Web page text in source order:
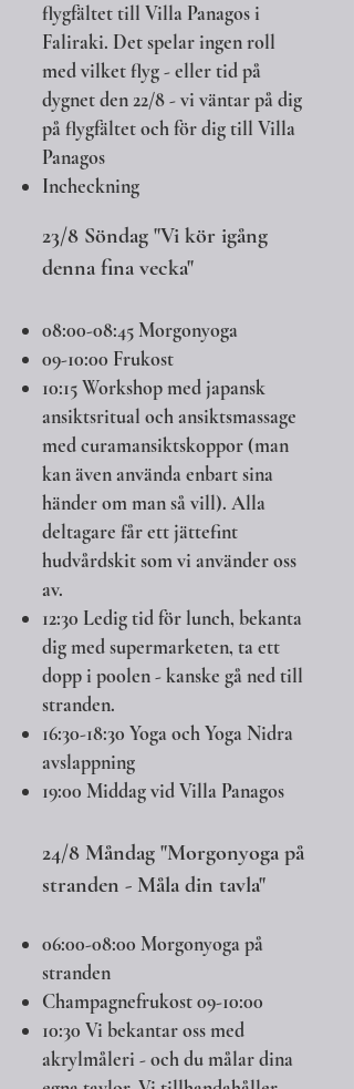
flygfältet till Villa Panagos i
Faliraki. Det spelar ingen roll
med vilket flyg - eller tid på
dygnet den 22/8 - vi väntar på dig
på flygfältet och för dig till Villa
Panagos
Incheckning
23/8 Söndag "​Vi kör igång
denna fina vecka"
08:00-08:45 Morgonyoga
09-10:00 Frukost
10:15 Workshop med japansk
ansiktsritual och ansiktsmassage
med curamansiktskoppor (man
kan även använda enbart sina
händer om man så vill). Alla
deltagare får ett jättefint
hudvårdskit som vi använder oss
av.
12:30 Ledig tid för lunch, bekanta
dig med supermarketen, ta ett
dopp i poolen - kanske gå ned till
stranden.
16:30-18:30 Yoga och Yoga Nidra
avslappning
19:00 Middag vid Villa Panagos
24/8 Måndag "Morgonyoga på
stranden - Måla din tavla"
06:00-08:00 Morgonyoga på
stranden
Champagnefrukost 09-10:00
10:30 Vi bekantar oss med
akrylmåleri - och du målar dina